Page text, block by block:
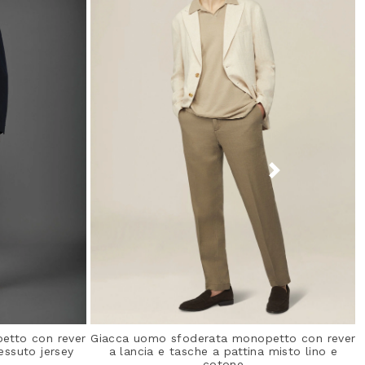
con rever
jersey
Giacca uomo sfoderata monopetto con rever
a lancia e tasche a pattina misto lino e